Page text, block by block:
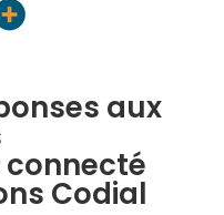
aux
Codial